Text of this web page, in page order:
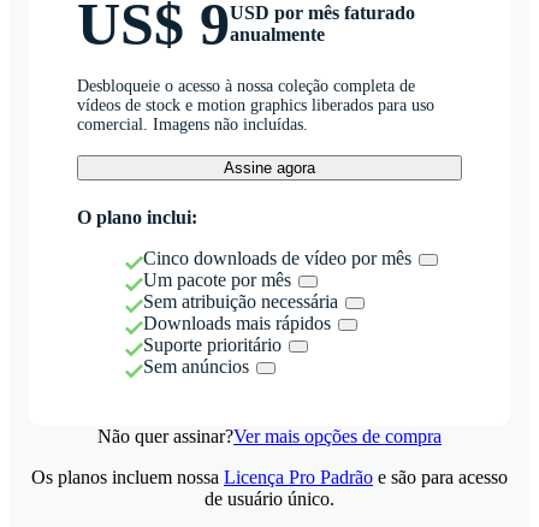
US$ 9USD por mês faturado
anualmente
Desbloqueie o acesso à nossa coleção completa de
vídeos de stock e motion graphics liberados para uso
comercial. Imagens não incluídas.
Assine agora
O plano inclui:
Cinco downloads de vídeo por mês
Um pacote por mês
Sem atribuição necessária
Downloads mais rápidos
Suporte prioritário
Sem anúncios
Não quer assinar?Ver mais opções de compra
Os planos incluem nossa Licença Pro Padrão e são para acesso
de usuário único.